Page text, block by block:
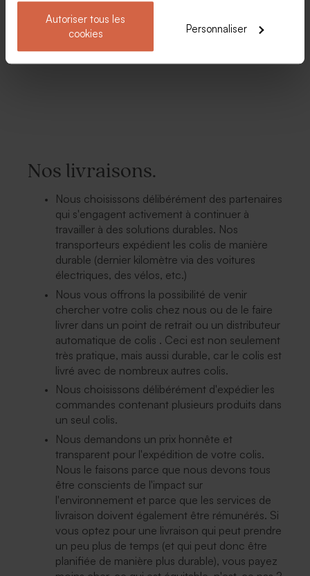
Autoriser tous les
cookies
Personnaliser
Nos livraisons.
Nous choisissons délibérément des partenaires
qui s'engagent activement à continuer à
travailler à des solutions durables. Nos
transporteurs expédient les colis de manière
durable (dernier kilomètre via des voitures
électriques, des vélos, etc.)
Nous vous offrons la possibilité de venir
chercher votre colis chez nous ou de le faire
livrer dans un point de retrait ou un distributeur
automatique de colis . Ceci est non seulement
très pratique, mais aussi durable, car le colis est
livré avec de nombreux autres colis.
Nous choisissons délibérément d'expédier les
commandes contenant plusieurs produits dans
un seul colis.
Nous demandons un prix honnête et
transparent pour l'expédition de votre colis.
Nous le faisons parce que nous devons tous
être conscients de l'impact sur
l'environnement et parce que les services de
livraison doivent également être rémunérés. Si
vous optez pour une livraison qui peut prendre
un peu plus de temps (et qui peut donc être
planifiée de manière plus durable), vous payez